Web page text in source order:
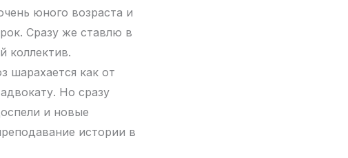
юного возраста и
Сразу же ставлю в
коллектив.
шарахается как от
Но сразу
и новые
истории в